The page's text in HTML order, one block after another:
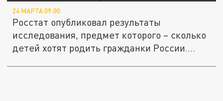
24 МАРТА 09:00
Росстат опубликовал результаты
исследования, предмет которого – сколько
детей хотят родить гражданки России....